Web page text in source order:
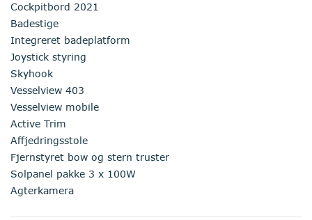
Cockpitbord 2021
Badestige
Integreret badeplatform
Joystick styring
Skyhook
Vesselview 403
Vesselview mobile
Active Trim
Affjedringsstole
Fjernstyret bow og stern truster
Solpanel pakke 3 x 100W
Agterkamera